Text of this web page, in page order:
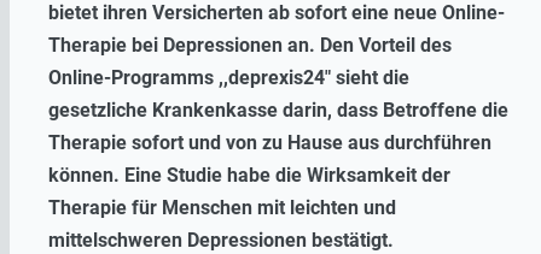
bietet ihren Versicherten ab sofort eine neue Online-
Therapie bei Depressionen an. Den Vorteil des
Online-Programms ,,deprexis24″ sieht die
gesetzliche Krankenkasse darin, dass Betroffene die
Therapie sofort und von zu Hause aus durchführen
können. Eine Studie habe die Wirksamkeit der
Therapie für Menschen mit leichten und
mittelschweren Depressionen bestätigt.